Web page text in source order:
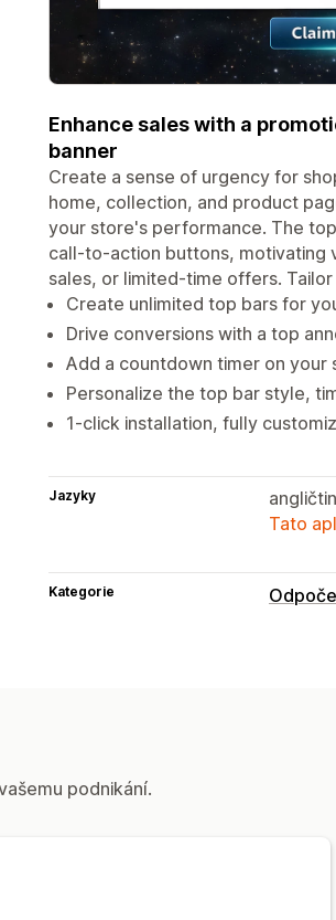
Enhance sales with a
banner
Create a sense of urgency for
home, collection, and product
your store's performance. The
call-to-action buttons, motivating
sales, or limited-time offers.
Create unlimited top bars for
Drive conversions with a top
Add a countdown timer on
Personalize the top bar style,
1-click installation, fully
Jazyky
Tato
Kategorie
podnikání.